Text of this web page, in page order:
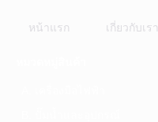
หน้าแรก เกี่ยวกับเรา